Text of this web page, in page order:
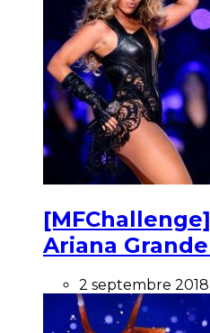
Ariana Grande
2 septembre 2018